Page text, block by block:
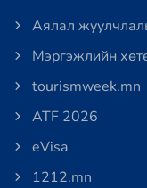
Аялал
Мэргэжлийн
tourismweek.mn
ATF 2026
eVisa
1212.mn